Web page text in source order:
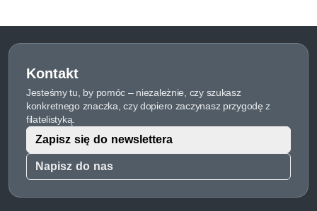
Kontakt
Jesteśmy tu, by pomóc – niezależnie, czy szukasz
konkretnego znaczka, czy dopiero zaczynasz przygodę z
filatelistyką.
Napisz do nas
Zapisz się do newslettera